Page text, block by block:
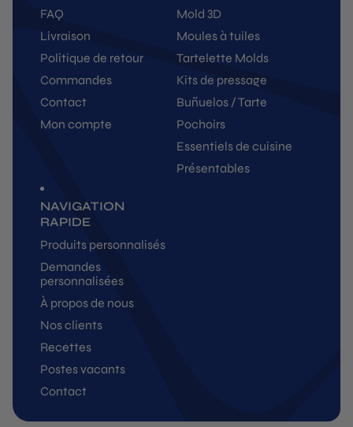
FAQ
Livraison
Politique de retour
Commandes
Contact
Mon compte
Mold 3D
Moules à tuiles
Tartelette Molds
Kits de pressage
Buñuelos / Tarte
Pochoirs
Essentiels de cuisine
Présentables
NAVIGATION
RAPIDE
Produits personnalisés
Demandes
personnalisées
À propos de nous
Nos clients
Recettes
Postes vacants
Contact